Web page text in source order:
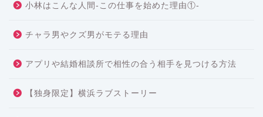
小林はこんな人間-この仕事を始めた理由①-
チャラ男やクズ男がモテる理由
アプリや結婚相談所で相性の合う相手を見つける方法
【独身限定】横浜ラブストーリー